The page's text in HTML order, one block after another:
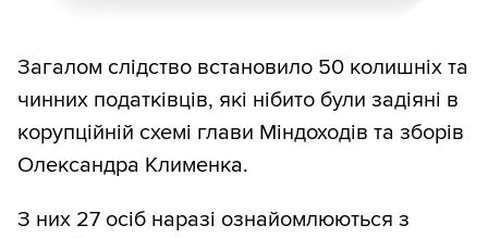
Загалом слідство встановило 50 колишніх та
чинних податківців, які нібито були задіяні в
корупційній схемі глави Міндоходів та зборів
Олександра Клименка.
З них 27 осіб наразі ознайомлюються з